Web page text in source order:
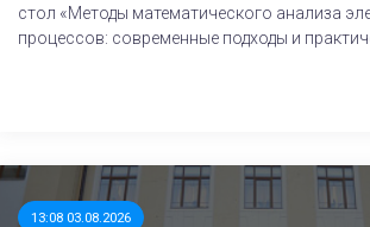
стол «Методы математического анализа
процессов: современные подходы и
13:08 03.08.2026